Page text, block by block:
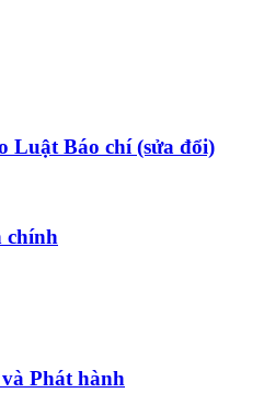
Luật Báo chí (sửa đổi)
chính
Phát hành